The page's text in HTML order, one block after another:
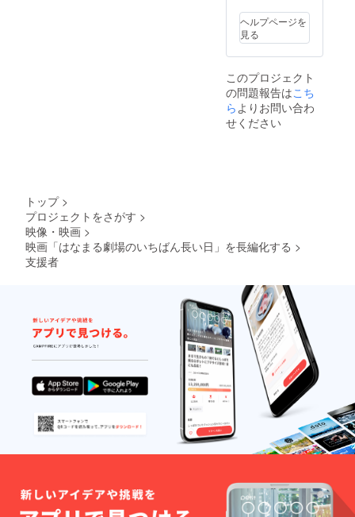
配信
（期間
限定1ヶ
月程
ウン
ロード
不可）
・お礼
動画DL
紗々、
長谷川
千紗、
範田
石田夏
希、倒
れてい
る山村
茜、運
も写っ
てい
ている
小林麻
祐子
計8種）
・初咲
里奈、
倖田李
梨、範
田
紗々、
長谷川
千紗の
撮影時
のサイ
点セッ
ト（画
像は選
ヘルプページを
見る
このプロジェクト
の問題報告はこち
ら よりお問い合わ
せください
トップ >
プロジェクトをさがす >
映像・映画 >
映画「はなまる劇場のいちばん長い日」を長編化する >
支援者